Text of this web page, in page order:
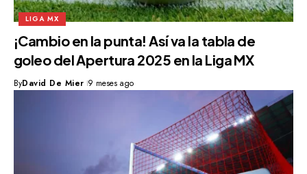
LIGA MX
¡Cambio en la punta! Así va la tabla de
goleo del Apertura 2025 en la Liga MX
ByDavid De Mier 9 meses ago